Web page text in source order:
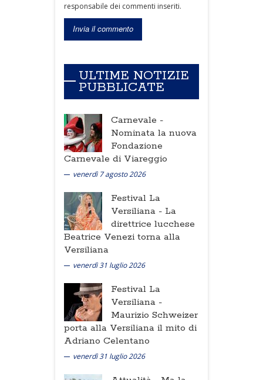
responsabile dei commenti inseriti.
ULTIME NOTIZIE
PUBBLICATE
Carnevale -
Nominata la nuova
Fondazione
Carnevale di Viareggio
venerdì 7 agosto 2026
Festival La
Versiliana - La
direttrice lucchese
Beatrice Venezi torna alla
Versiliana
venerdì 31 luglio 2026
Festival La
Versiliana -
Maurizio Schweizer
porta alla Versiliana il mito di
Adriano Celentano
venerdì 31 luglio 2026